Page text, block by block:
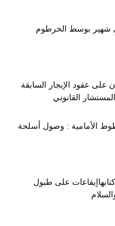
شهير بوسط الخرطوم
عقود الإيجار السابقة
القانوني
الأمامية : وصول أسلحة
على طبول